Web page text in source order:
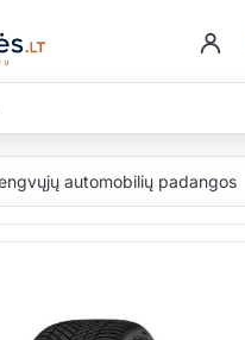
automobilių padangos